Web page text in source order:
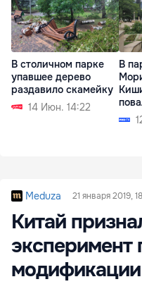
В столичном парке
упавшее дерево
раздавило скамейку
14 Июн. 14:22
В
Meduza 21 января 2019,
Китай
эксперимент